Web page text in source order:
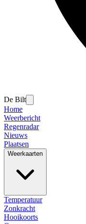
De Bilt
Home
Weerbericht
Regenradar
Nieuws
Plaatsen
Weerkaarten
Temperatuur
Zonkracht
Hooikoorts